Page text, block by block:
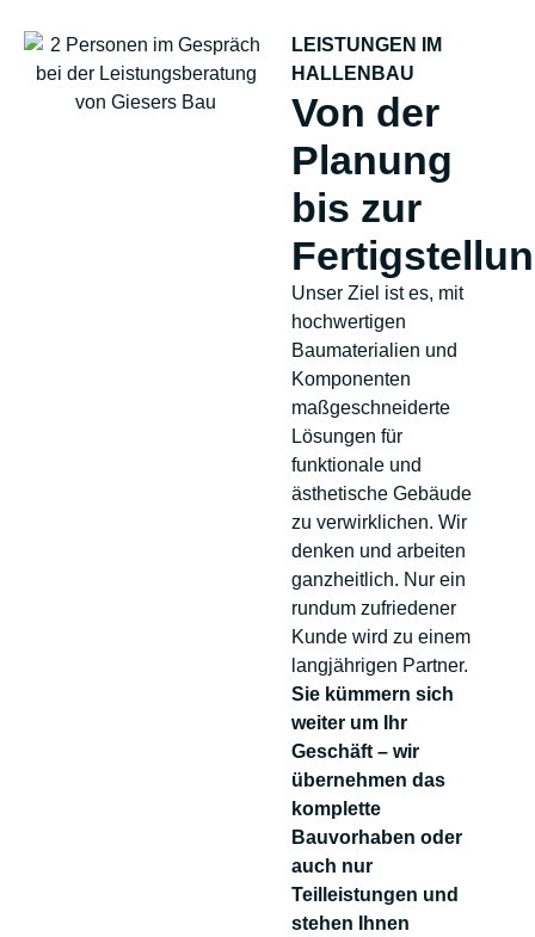
LEISTUNGEN IM
HALLENBAU
Von der
Planung
bis zur
Unser Ziel ist es, mit
hochwertigen
Baumaterialien und
Komponenten
maßgeschneiderte
Lösungen für
funktionale und
ästhetische Gebäude
zu verwirklichen. Wir
denken und arbeiten
ganzheitlich. Nur ein
rundum zufriedener
Kunde wird zu einem
langjährigen Partner.
Sie kümmern sich
weiter um Ihr
Geschäft – wir
übernehmen das
komplette
Bauvorhaben oder
auch nur
Teilleistungen und
stehen Ihnen